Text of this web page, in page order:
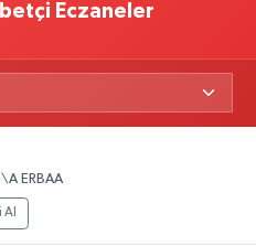
Eczaneler
ERBAA
Al